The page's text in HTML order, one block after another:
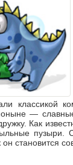
классикой
—
Как
пузыри.
он становится